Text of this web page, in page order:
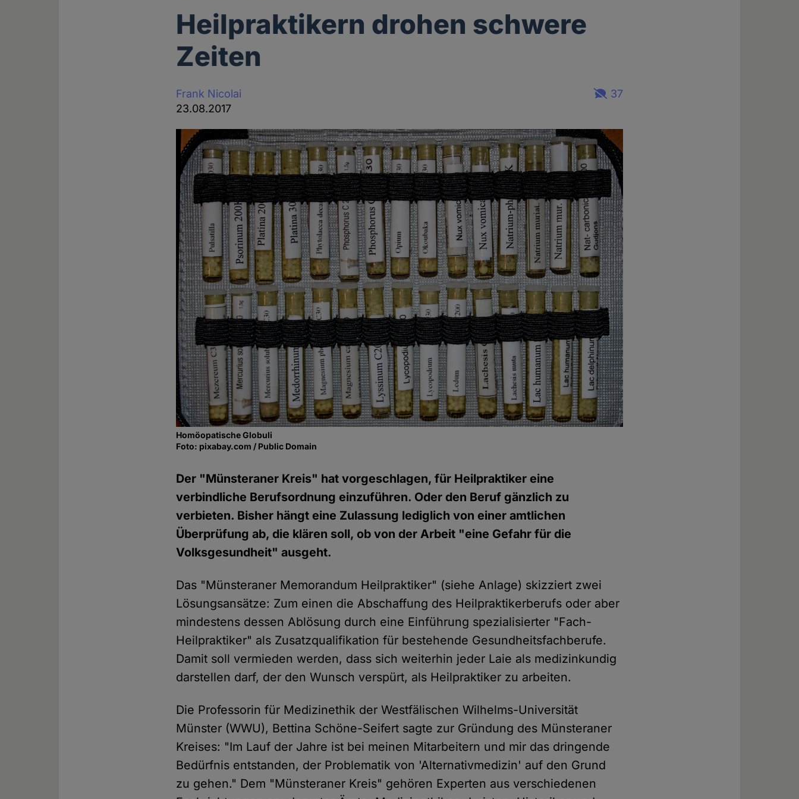
Heilpraktikern drohen schwere
Zeiten
Frank Nicolai
23.08.2017
37
Homöopatische Globuli
Foto: pixabay.com / Public Domain
Der "Münsteraner Kreis" hat vorgeschlagen, für Heilpraktiker eine
verbindliche Berufsordnung einzuführen. Oder den Beruf gänzlich zu
verbieten. Bisher hängt eine Zulassung lediglich von einer amtlichen
Überprüfung ab, die klären soll, ob von der Arbeit "eine Gefahr für die
Volksgesundheit" ausgeht.
Das "Münsteraner Memorandum Heilpraktiker" (siehe Anlage) skizziert zwei
Lösungsansätze: Zum einen die Abschaffung des Heilpraktikerberufs oder aber
mindestens dessen Ablösung durch eine Einführung spezialisierter "Fach-
Heilpraktiker" als Zusatzqualifikation für bestehende Gesundheitsfachberufe.
Damit soll vermieden werden, dass sich weiterhin jeder Laie als medizinkundig
darstellen darf, der den Wunsch verspürt, als Heilpraktiker zu arbeiten.
Die Professorin für Medizinethik der Westfälischen Wilhelms-Universität
Münster (WWU), Bettina Schöne-Seifert sagte zur Gründung des Münsteraner
Kreises: "Im Lauf der Jahre ist bei meinen Mitarbeitern und mir das dringende
Bedürfnis entstanden, der Problematik von 'Alternativmedizin' auf den Grund
zu gehen." Dem "Münsteraner Kreis" gehören Experten aus verschiedenen